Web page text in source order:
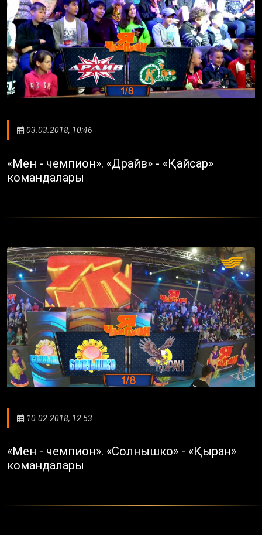
03.03.2018, 10:46
«Мен - чемпион». «Драйв» - «Қайсар»
командалары
10.02.2018, 12:53
«Мен - чемпион». «Солнышко» - «Қыран»
командалары